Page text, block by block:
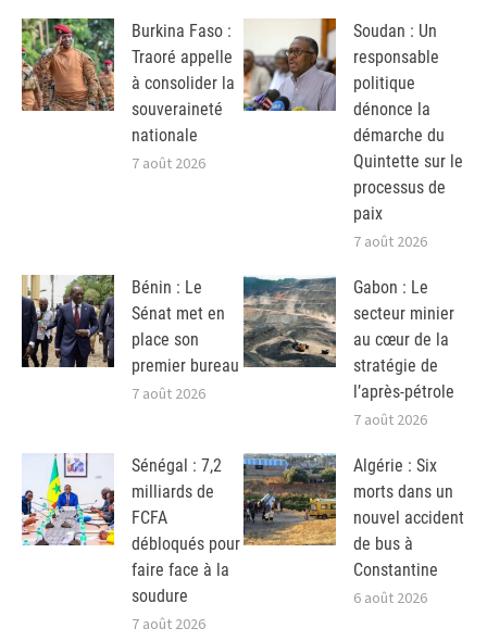
Burkina Faso :
Traoré appelle
à consolider la
souveraineté
nationale
7 août 2026
Soudan : Un
responsable
politique
dénonce la
démarche du
Quintette sur le
processus de
paix
7 août 2026
Bénin : Le
Sénat met en
place son
premier bureau
7 août 2026
Gabon : Le
secteur minier
au cœur de la
stratégie de
l’après-pétrole
7 août 2026
Sénégal : 7,2
milliards de
FCFA
débloqués pour
faire face à la
soudure
7 août 2026
Algérie : Six
morts dans un
nouvel accident
de bus à
Constantine
6 août 2026